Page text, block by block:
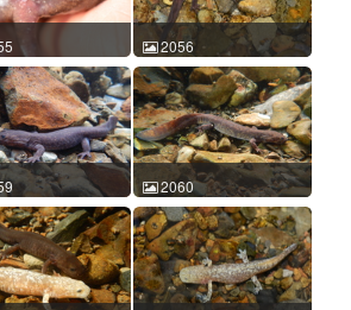
溪鲵 Batrachuperus
史静耸
02-28 15:42:43 中国
id:2055
2056
龙洞山溪鲵 Batrachuperus
londongensis 史静耸
2016-02-28 16:46:06 中国
四川 ACM id:2056
溪鲵 Batrachuperus
史静耸
27 14:52:35 中国
id:2059
2060
龙洞山溪鲵 Batrachuperus
londongensis 史静耸
2016-02-28 15:55:35 中国
四川 ACM id:2060